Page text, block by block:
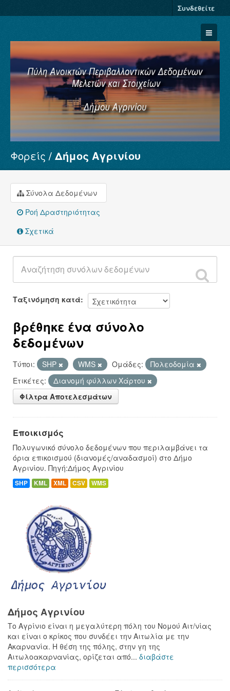
Συνδεθείτε
Σύνολα Δεδομένων
Φορείς
Ομάδες
Σχετικά
Φορείς Δήμος Αγρινίου
Σύνολα Δεδομένων
Ροή Δραστηριότητας
Σχετικά
Ταξινόμηση κατά
βρέθηκε ένα σύνολο
δεδομένων
Τύποι: SHP WMS Ομάδες:
Πολεοδομία
Ετικέτες:
Διανομή φύλλων Χάρτου
Φίλτρα Αποτελεσμάτων
Εποικισμός
Πολυγωνικό σύνολο δεδομένων που περιλαμβάνει τα
όρια επικοισμού (διανομές/αναδασμοί) στο Δήμο
Αγρινίου. Πηγή:Δήμος Αγρινίου
SHP KML XML CSV WMS
Δήμος Αγρινίου
Το Αγρίνιο είναι η μεγαλύτερη πόλη του Νομού Αιτ/νίας
και είναι ο κρίκος που συνδέει την Αιτωλία με την
Ακαρνανία. Η θέση της πόλης, στην γη της
Αιτωλοακαρνανίας, ορίζεται από... διαβάστε
περισσότερα